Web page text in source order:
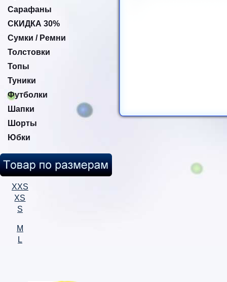
Сарафаны
СКИДКА 30%
Сумки / Ремни
Толстовки
Топы
Туники
Футболки
Шапки
Шорты
Юбки
XXS
XS
S
M
L